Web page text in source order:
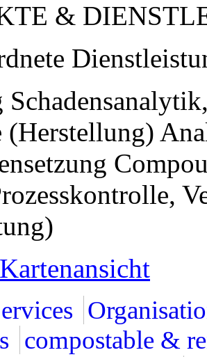
&
(Herstellung)
compostable &